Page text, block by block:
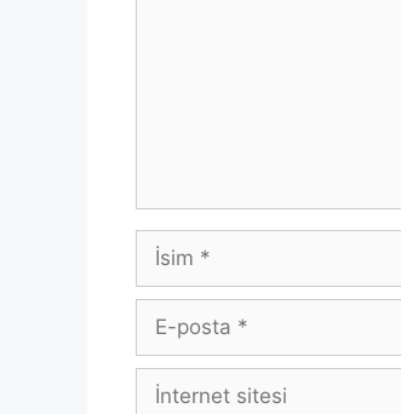
İsim
posta
İnternet